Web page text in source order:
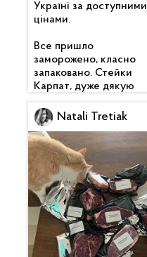
Україні за доступними
цінами.
Все пришло
заморожено, класно
запаковано. Стейки
Карпат, дуже дякую
Natali Tretiak